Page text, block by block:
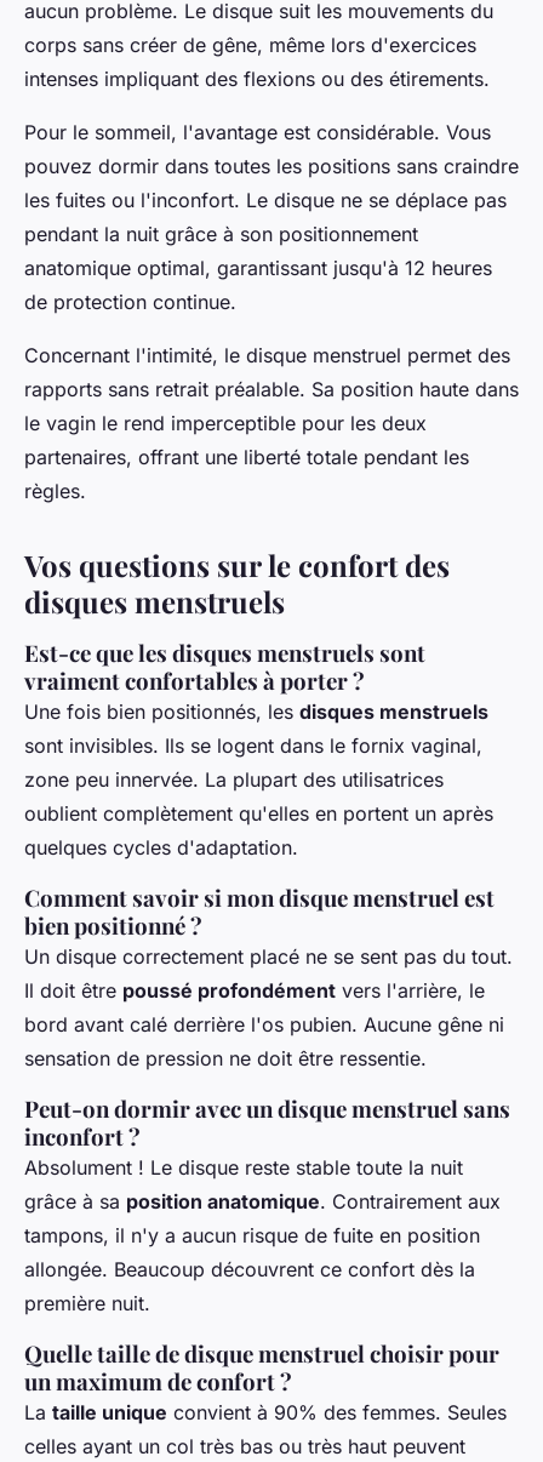
aucun problème. Le disque suit les mouvements du
corps sans créer de gêne, même lors d'exercices
intenses impliquant des flexions ou des étirements.
Pour le sommeil, l'avantage est considérable. Vous
pouvez dormir dans toutes les positions sans craindre
les fuites ou l'inconfort. Le disque ne se déplace pas
pendant la nuit grâce à son positionnement
anatomique optimal, garantissant jusqu'à 12 heures
de protection continue.
Concernant l'intimité, le disque menstruel permet des
rapports sans retrait préalable. Sa position haute dans
le vagin le rend imperceptible pour les deux
partenaires, offrant une liberté totale pendant les
règles.
Vos questions sur le confort des
disques menstruels
Est-ce que les disques menstruels sont
vraiment confortables à porter ?
Une fois bien positionnés, les disques menstruels
sont invisibles. Ils se logent dans le fornix vaginal,
zone peu innervée. La plupart des utilisatrices
oublient complètement qu'elles en portent un après
quelques cycles d'adaptation.
Comment savoir si mon disque menstruel est
bien positionné ?
Un disque correctement placé ne se sent pas du tout.
Il doit être poussé profondément vers l'arrière, le
bord avant calé derrière l'os pubien. Aucune gêne ni
sensation de pression ne doit être ressentie.
Peut-on dormir avec un disque menstruel sans
inconfort ?
Absolument ! Le disque reste stable toute la nuit
grâce à sa position anatomique. Contrairement aux
tampons, il n'y a aucun risque de fuite en position
allongée. Beaucoup découvrent ce confort dès la
première nuit.
Quelle taille de disque menstruel choisir pour
un maximum de confort ?
La taille unique convient à 90% des femmes. Seules
celles ayant un col très bas ou très haut peuvent